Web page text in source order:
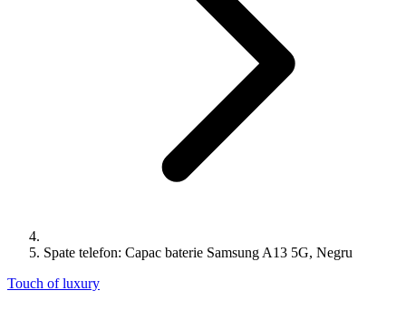
Spate telefon: Capac baterie Samsung A13 5G, Negru
Touch of luxury